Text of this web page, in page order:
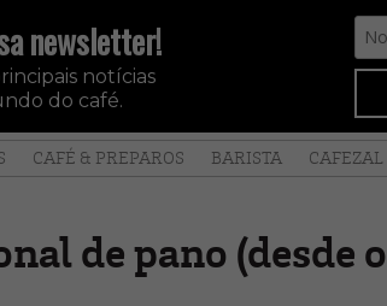
newsletter!
notícias
do café.
CAFÉ & PREPAROS BARISTA CAFEZAL
de pano (desde o